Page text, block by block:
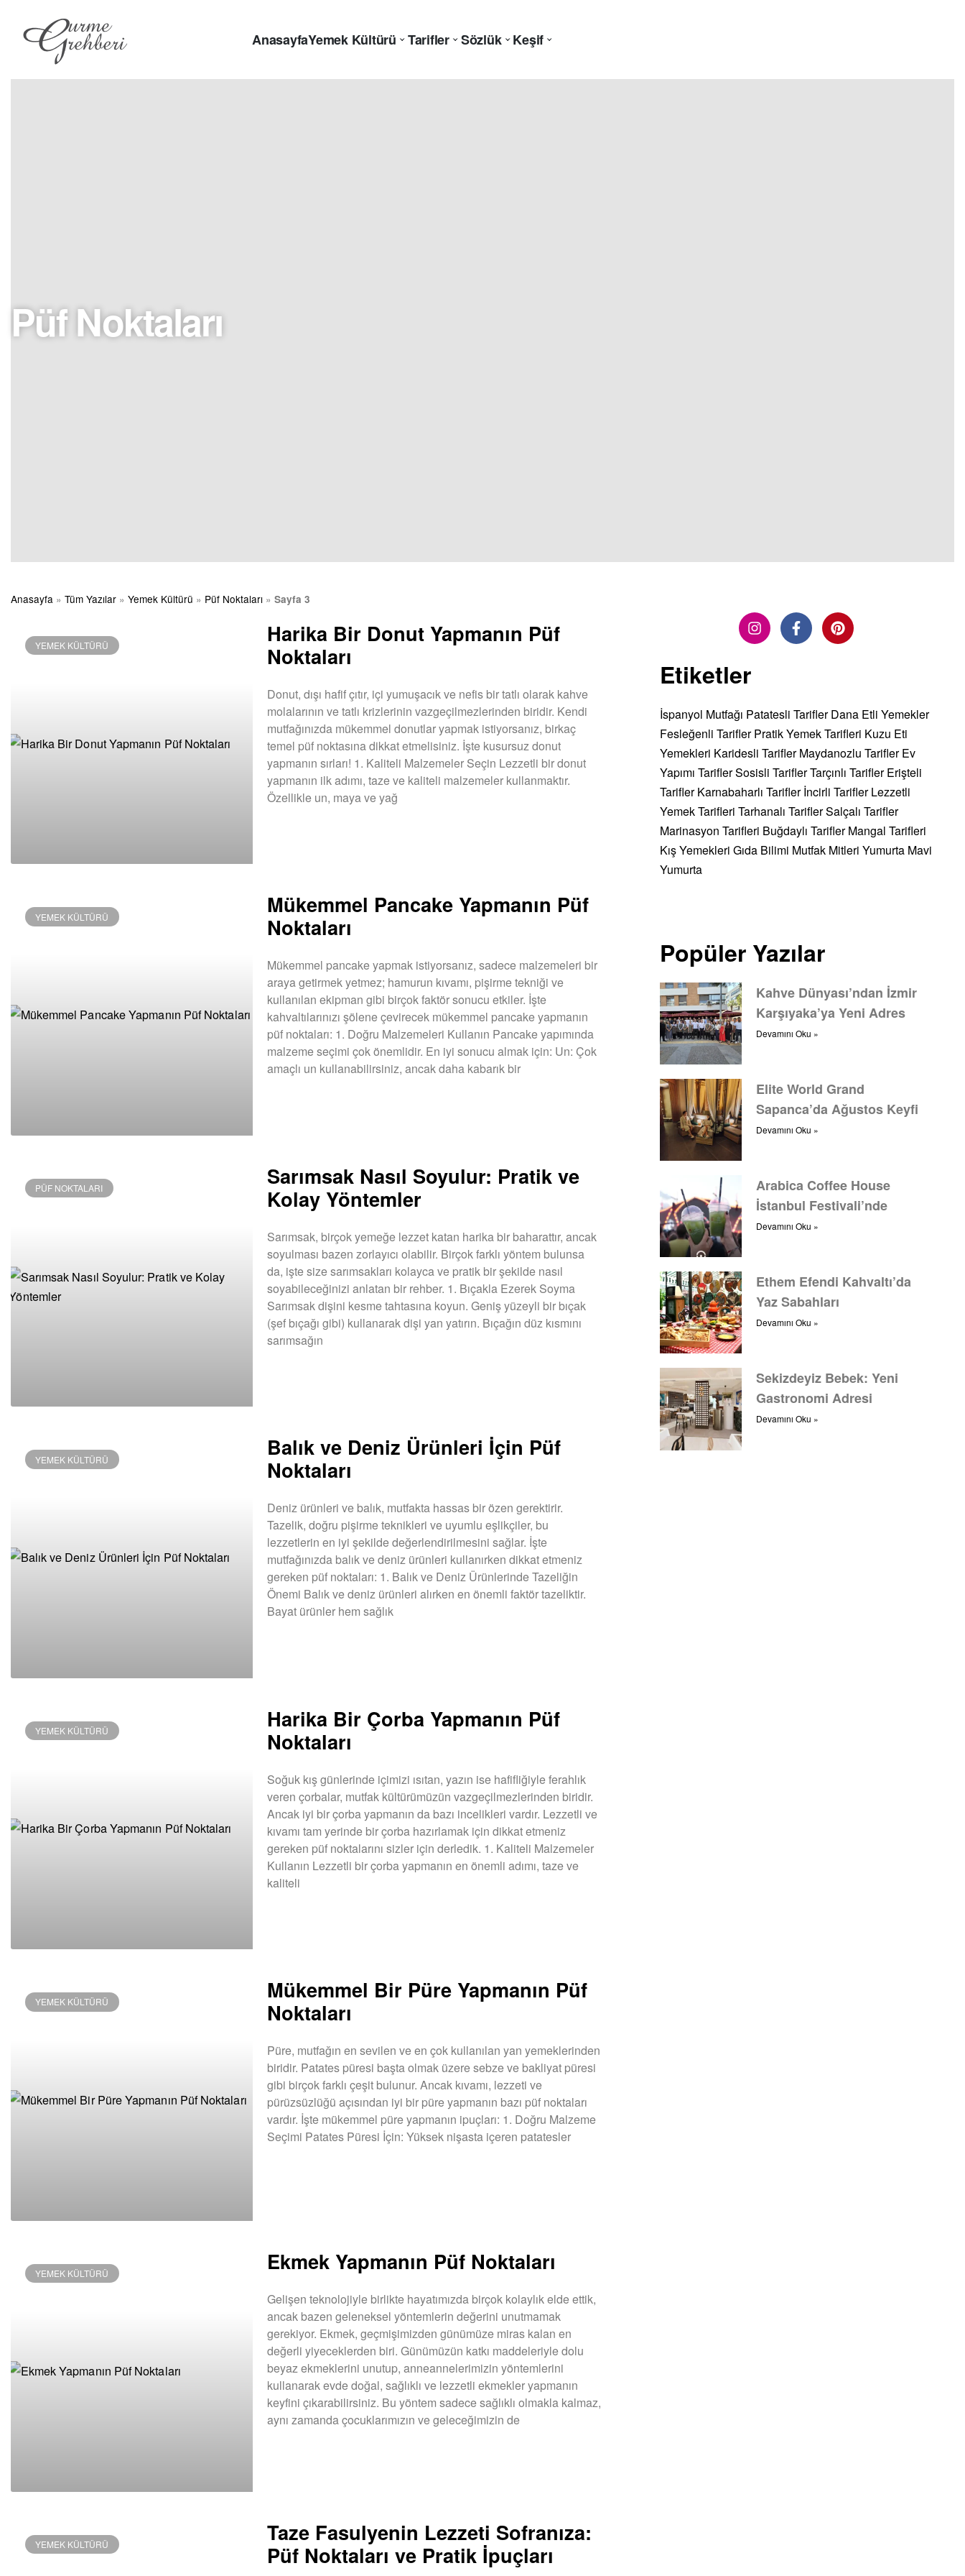
AnasayfaYemek Kültürü Tarifler Sözlük Keşif
Püf Noktaları
Anasayfa » Tüm Yazılar » Yemek Kültürü » Püf Noktaları » Sayfa 3
YEMEK KÜLTÜRÜ
Harika Bir Donut Yapmanın Püf
Noktaları
Donut, dışı hafif çıtır, içi yumuşacık ve nefis bir tatlı olarak kahve
molalarının ve tatlı krizlerinin vazgeçilmezlerinden biridir. Kendi
mutfağınızda mükemmel donutlar yapmak istiyorsanız, birkaç
temel püf noktasına dikkat etmelisiniz. İşte kusursuz donut
yapmanın sırları! 1. Kaliteli Malzemeler Seçin Lezzetli bir donut
yapmanın ilk adımı, taze ve kaliteli malzemeler kullanmaktır.
Özellikle un, maya ve yağ
YEMEK KÜLTÜRÜ
Mükemmel Pancake Yapmanın Püf
Noktaları
Mükemmel pancake yapmak istiyorsanız, sadece malzemeleri bir
araya getirmek yetmez; hamurun kıvamı, pişirme tekniği ve
kullanılan ekipman gibi birçok faktör sonucu etkiler. İşte
kahvaltılarınızı şölene çevirecek mükemmel pancake yapmanın
püf noktaları: 1. Doğru Malzemeleri Kullanın Pancake yapımında
malzeme seçimi çok önemlidir. En iyi sonucu almak için: Un: Çok
amaçlı un kullanabilirsiniz, ancak daha kabarık bir
PÜF NOKTALARI
Sarımsak Nasıl Soyulur: Pratik ve
Kolay Yöntemler
Sarımsak, birçok yemeğe lezzet katan harika bir baharattır, ancak
soyulması bazen zorlayıcı olabilir. Birçok farklı yöntem bulunsa
da, işte size sarımsakları kolayca ve pratik bir şekilde nasıl
soyabileceğinizi anlatan bir rehber. 1. Bıçakla Ezerek Soyma
Sarımsak dişini kesme tahtasına koyun. Geniş yüzeyli bir bıçak
(şef bıçağı gibi) kullanarak dişi yan yatırın. Bıçağın düz kısmını
sarımsağın
YEMEK KÜLTÜRÜ
Balık ve Deniz Ürünleri İçin Püf
Noktaları
Deniz ürünleri ve balık, mutfakta hassas bir özen gerektirir.
Tazelik, doğru pişirme teknikleri ve uyumlu eşlikçiler, bu
lezzetlerin en iyi şekilde değerlendirilmesini sağlar. İşte
mutfağınızda balık ve deniz ürünleri kullanırken dikkat etmeniz
gereken püf noktaları: 1. Balık ve Deniz Ürünlerinde Tazeliğin
Önemi Balık ve deniz ürünleri alırken en önemli faktör tazeliktir.
Bayat ürünler hem sağlık
YEMEK KÜLTÜRÜ
Harika Bir Çorba Yapmanın Püf
Noktaları
Soğuk kış günlerinde içimizi ısıtan, yazın ise hafifliğiyle ferahlık
veren çorbalar, mutfak kültürümüzün vazgeçilmezlerinden biridir.
Ancak iyi bir çorba yapmanın da bazı incelikleri vardır. Lezzetli ve
kıvamı tam yerinde bir çorba hazırlamak için dikkat etmeniz
gereken püf noktalarını sizler için derledik. 1. Kaliteli Malzemeler
Kullanın Lezzetli bir çorba yapmanın en önemli adımı, taze ve
kaliteli
YEMEK KÜLTÜRÜ
Mükemmel Bir Püre Yapmanın Püf
Noktaları
Püre, mutfağın en sevilen ve en çok kullanılan yan yemeklerinden
biridir. Patates püresi başta olmak üzere sebze ve bakliyat püresi
gibi birçok farklı çeşit bulunur. Ancak kıvamı, lezzeti ve
pürüzsüzlüğü açısından iyi bir püre yapmanın bazı püf noktaları
vardır. İşte mükemmel püre yapmanın ipuçları: 1. Doğru Malzeme
Seçimi Patates Püresi İçin: Yüksek nişasta içeren patatesler
YEMEK KÜLTÜRÜ Ekmek Yapmanın Püf Noktaları
Gelişen teknolojiyle birlikte hayatımızda birçok kolaylık elde ettik,
ancak bazen geleneksel yöntemlerin değerini unutmamak
gerekiyor. Ekmek, geçmişimizden günümüze miras kalan en
değerli yiyeceklerden biri. Günümüzün katkı maddeleriyle dolu
beyaz ekmeklerini unutup, anneannelerimizin yöntemlerini
kullanarak evde doğal, sağlıklı ve lezzetli ekmekler yapmanın
keyfini çıkarabilirsiniz. Bu yöntem sadece sağlıklı olmakla kalmaz,
aynı zamanda çocuklarımızın ve geleceğimizin de
YEMEK KÜLTÜRÜ
Taze Fasulyenin Lezzeti Sofranıza:
Püf Noktaları ve Pratik İpuçları
Etiketler
İspanyol Mutfağı Patatesli Tarifler Dana Etli Yemekler
Fesleğenli Tarifler Pratik Yemek Tarifleri Kuzu Eti
Yemekleri Karidesli Tarifler Maydanozlu Tarifler Ev
Yapımı TariflerSosisli TariflerTarçınlı Tarifler Erişteli
Tarifler Karnabaharlı Tarifler İncirli Tarifler Lezzetli
Yemek Tarifleri Tarhanalı TariflerSalçalı Tarifler
Marinasyon Tarifleri Buğdaylı Tarifler Mangal Tarifleri
Kış Yemekleri Gıda Bilimi Mutfak Mitleri Yumurta Mavi
Yumurta
Popüler Yazılar
Kahve Dünyası’ndan İzmir
Karşıyaka’ya Yeni Adres
Devamını Oku »
Elite World Grand
Sapanca’da Ağustos Keyfi
Devamını Oku »
Arabica Coffee House
İstanbul Festivali’nde
Devamını Oku »
Ethem Efendi Kahvaltı’da
Yaz Sabahları
Devamını Oku »
Sekizdeyiz Bebek: Yeni
Gastronomi Adresi
Devamını Oku »